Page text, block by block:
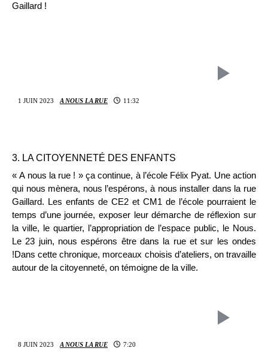
Gaillard !
1 JUIN 2023 A NOUS LA RUE 11:32
3. LA CITOYENNETÉ DES ENFANTS
« A nous la rue ! » ça continue, à l’école Félix Pyat. Une action
qui nous mènera, nous l’espérons, à nous installer dans la rue
Gaillard. Les enfants de CE2 et CM1 de l’école pourraient le
temps d’une journée, exposer leur démarche de réflexion sur
la ville, le quartier, l’appropriation de l’espace public, le Nous.
Le 23 juin, nous espérons être dans la rue et sur les ondes
!Dans cette chronique, morceaux choisis d’ateliers, on travaille
autour de la citoyenneté, on témoigne de la ville.
8 JUIN 2023 A NOUS LA RUE 7:20